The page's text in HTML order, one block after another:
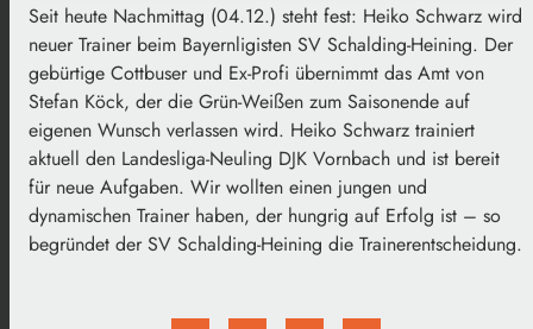
Seit heute Nachmittag (04.12.) steht fest: Heiko Schwarz wird
neuer Trainer beim Bayernligisten SV Schalding-Heining. Der
gebürtige Cottbuser und Ex-Profi übernimmt das Amt von
Stefan Köck, der die Grün-Weißen zum Saisonende auf
eigenen Wunsch verlassen wird. Heiko Schwarz trainiert
aktuell den Landesliga-Neuling DJK Vornbach und ist bereit
für neue Aufgaben. Wir wollten einen jungen und
dynamischen Trainer haben, der hungrig auf Erfolg ist – so
begründet der SV Schalding-Heining die Trainerentscheidung.